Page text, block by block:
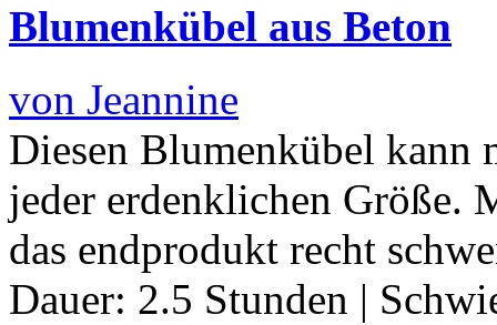
Blumenkübel aus Beton
von Jeannine
Diesen Blumenkübel kann
jeder erdenklichen Größe.
das endprodukt recht
Dauer: 2.5 Stunden |